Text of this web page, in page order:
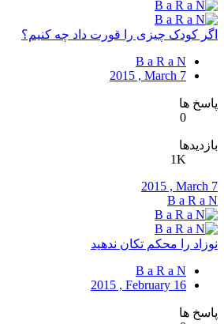
اگر کودک چیزی را قورت داد چه کنیم؟
B a R a N
2015 , March 7
پاسخ ها
0
بازدیدها
1K
2015 , March 7
B a R a N
نوزاد را محکم تکان ندهید
B a R a N
2015 , February 16
پاسخ ها